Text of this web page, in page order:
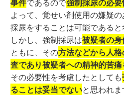
事件であるので強制採尿の必
よって、覚せい剤使用の嫌疑
採尿をすることは可能であると
しかし、強制採尿は被疑者の
ともに、その方法などから人
査であり被疑者への精神的苦
その必要性を考慮したとしても
ることは妥当でないと思われま